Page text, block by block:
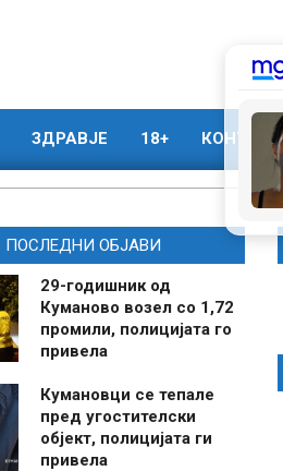
ЗДРАВЈЕ 18+ КОНТАКТ
ПОСЛЕДНИ ОБЈАВИ
29-годишник од
Куманово возел со 1,72
промили, полицијата го
привела
Кумановци се тепале
пред угостителски
објект, полицијата ги
привела